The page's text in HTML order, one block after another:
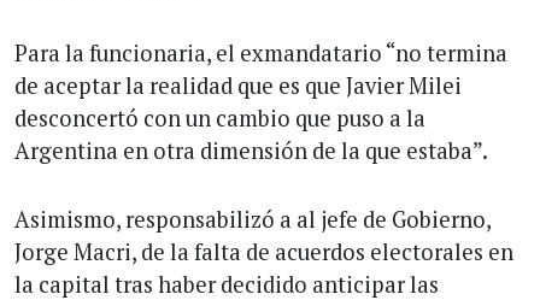
Para la funcionaria, el exmandatario “no termina
de aceptar la realidad que es que Javier Milei
desconcertó con un cambio que puso a la
Argentina en otra dimensión de la que estaba”.
Asimismo, responsabilizó a al jefe de Gobierno,
Jorge Macri, de la falta de acuerdos electorales en
la capital tras haber decidido anticipar las